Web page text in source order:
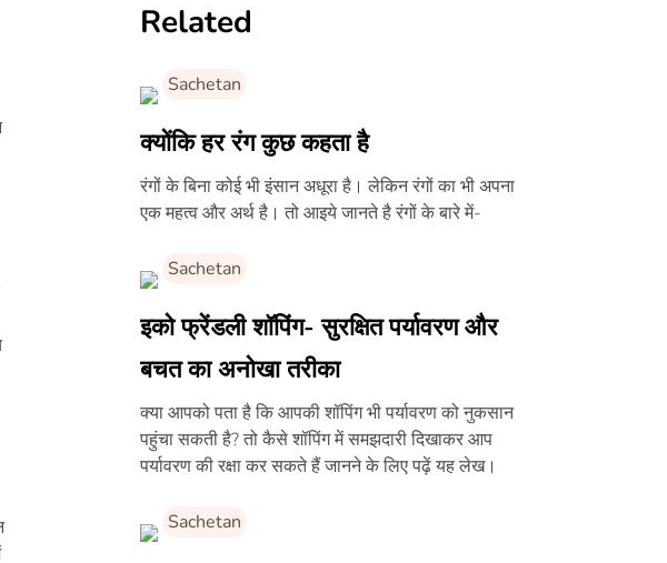
Related
Sachetan
क्योंकि हर रंग कुछ कहता है
रंगों के बिना कोई भी इंसान अधूरा है। लेकिन रंगों का भी अपना
एक महत्व और अर्थ है। तो आइये जानते है रंगों के बारे में-
Sachetan
इको फ्रेंडली शॉपिंग- सुरक्षित पर्यावरण और
बचत का अनोखा तरीका
क्या आपको पता है कि आपकी शॉपिंग भी पर्यावरण को नुकसान
पहुंचा सकती है? तो कैसे शॉपिंग में समझदारी दिखाकर आप
पर्यावरण की रक्षा कर सकते हैं जानने के लिए पढ़ें यह लेख।
Sachetan